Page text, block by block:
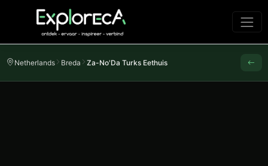
Netherlands Breda Za-No'Da Turks Eethuis